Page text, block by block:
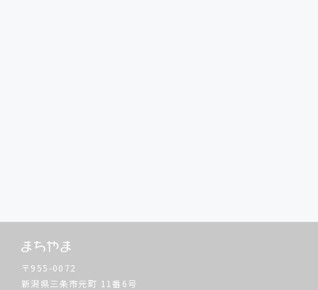
〒955-0072
新潟県三条市元町 11番6号